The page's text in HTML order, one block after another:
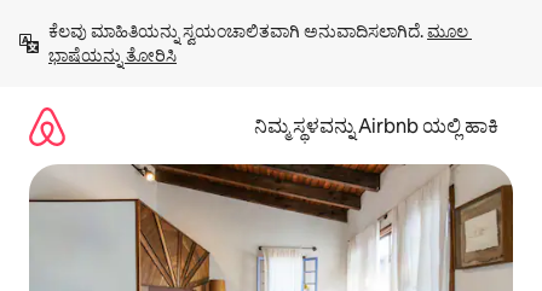
ಹೋಗಿ
ಕೆಲವು ಮಾಹಿತಿಯನ್ನು ಸ್ವಯಂಚಾಲಿತವಾಗಿ ಅನುವಾದಿಸಲಾಗಿದೆ. ಮೂಲ
ಭಾಷೆಯನ್ನು ತೋರಿಸಿ
ನಿಮ್ಮ ಸ್ಥಳವನ್ನು Airbnb ಯಲ್ಲಿ ಹಾಕಿ